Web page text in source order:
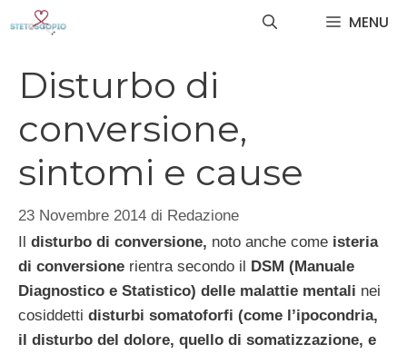
MENU
Disturbo di
conversione,
sintomi e cause
23 Novembre 2014 di Redazione
Il disturbo di conversione, noto anche come isteria
di conversione rientra secondo il DSM (Manuale
Diagnostico e Statistico) delle malattie mentali nei
cosiddetti disturbi somatoforfi (come l’ipocondria,
il disturbo del dolore, quello di somatizzazione, e